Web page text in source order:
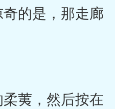
的是，那走廊
荑，然后按在